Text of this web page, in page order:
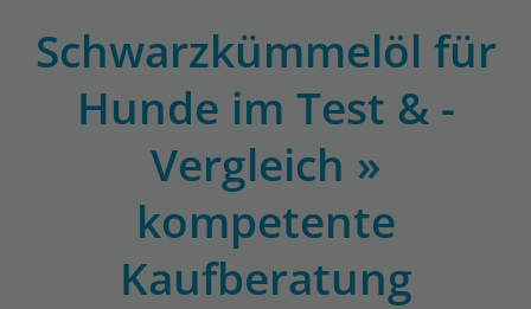
Schwarzkümmelöl für
Hunde im Test & -
Vergleich »
kompetente
Kaufberatung